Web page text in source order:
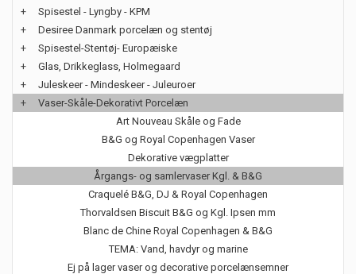
+
Spisestel - Lyngby - KPM
+
Desiree Danmark porcelæn og stentøj
+
Spisestel-Stentøj- Europæiske
+
Glas, Drikkeglass, Holmegaard
+
Juleskeer - Mindeskeer - Juleuroer
+
Vaser-Skåle-Dekorativt Porcelæn
Art Nouveau Skåle og Fade
B&G og Royal Copenhagen Vaser
Dekorative vægplatter
Årgangs- og samlervaser Kgl. & B&G
Craquelé B&G, DJ & Royal Copenhagen
Thorvaldsen Biscuit B&G og Kgl. Ipsen mm
Blanc de Chine Royal Copenhagen & B&G
TEMA: Vand, havdyr og marine
Ej på lager vaser og decorative porcelænsemner